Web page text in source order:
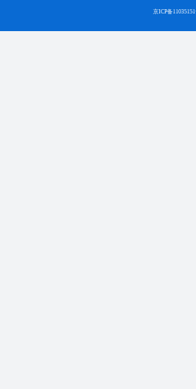
京ICP备